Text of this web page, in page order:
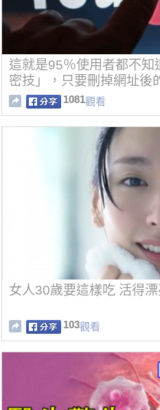
這就是95％使用者都不
密技」，只要刪掉網址後
思議的事！1081觀看
女人30歲要這樣吃 活得
103觀看